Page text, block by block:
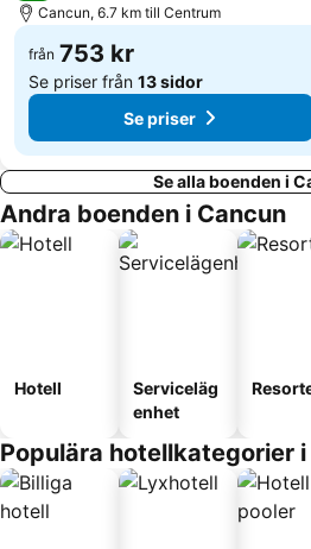
Cancun, 6.7 km till Centrum
från 753 kr
Se priser från 13 sidor
Se priser
Se alla boenden i
Andra boenden i Cancun
Hotell
Serviceläg
enhet
Populära hotellkategorier